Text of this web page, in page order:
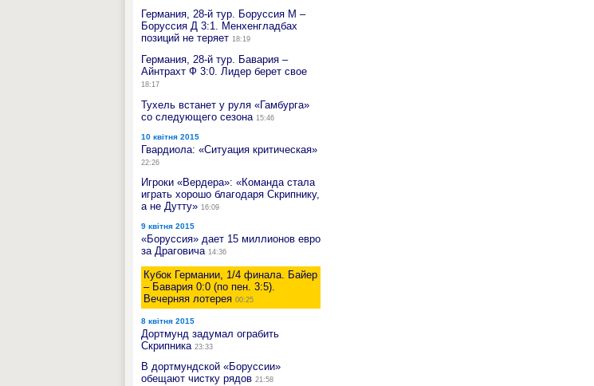
Германия, 28-й тур. Боруссия М –
Боруссия Д 3:1. Менхенгладбах
позиций не теряет 18:19
Германия, 28-й тур. Бавария –
Айнтрахт Ф 3:0. Лидер берет свое
18:17
Тухель встанет у руля «Гамбурга»
со следующего сезона 15:46
10 квітня 2015
Гвардиола: «Ситуация критическая»
22:26
Игроки «Вердера»: «Команда стала
играть хорошо благодаря Скрипнику,
а не Дутту» 16:09
9 квітня 2015
«Боруссия» дает 15 миллионов евро
за Драговича 14:36
Кубок Германии, 1/4 финала. Байер
– Бавария 0:0 (по пен. 3:5).
Вечерняя лотерея 00:25
8 квітня 2015
Дортмунд задумал ограбить
Скрипника 23:33
В дортмундской «Боруссии»
обещают чистку рядов 21:58